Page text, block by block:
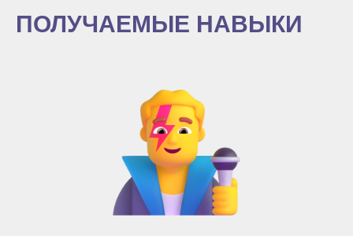
ПОЛУЧАЕМЫЕ НАВЫКИ